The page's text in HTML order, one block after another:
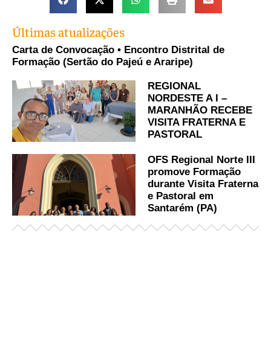
Últimas atualizações
Carta de Convocação • Encontro Distrital de
Formação (Sertão do Pajeú e Araripe)
REGIONAL
NORDESTE A I –
MARANHÃO RECEBE
VISITA FRATERNA E
PASTORAL
OFS Regional Norte III
promove Formação
durante Visita Fraterna
e Pastoral em
Santarém (PA)